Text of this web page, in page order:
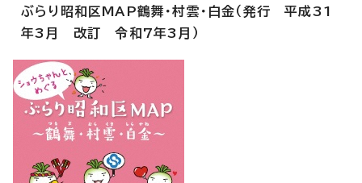
ぶらり昭和区MAP鶴舞・村雲・白金（発行 平成31
年3月 改訂 令和7年3月）